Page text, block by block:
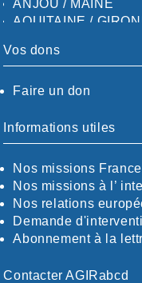
ANJOU / MAINE
AQUITAINE /
AUDE
CALVADOS-ORNE
CHARENTE-
CÖTE-D'OR
CÖTES-D'ARMOR
DORDOGNE
DRÖME / ARDÈCHE
ESSONNE
EURE-ET-LOIR
FINISTÈRE
Vos dons
Faire un don
Informations utiles
Nos missions France
Nos missions à l’
Nos relations
Demande
Abonnement à la
Contacter AGIRabcd